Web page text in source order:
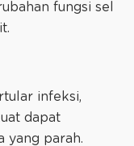
fungsi sel
infeksi,
dapat
yang parah.